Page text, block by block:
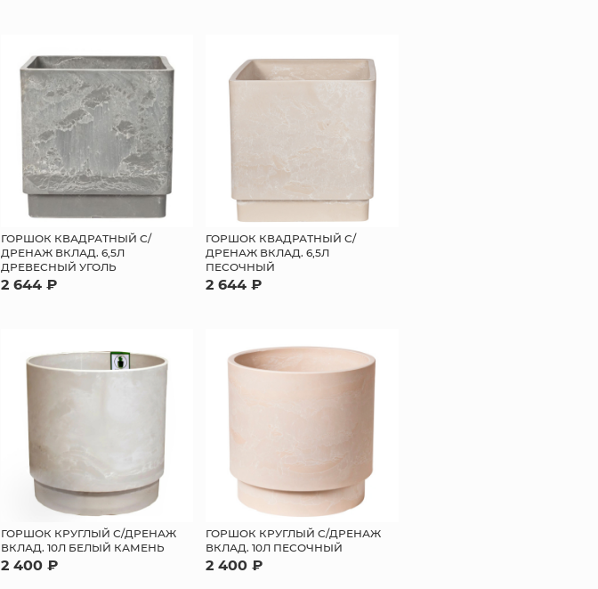
ГОРШОК КВАДРАТНЫЙ С/
ДРЕНАЖ ВКЛАД. 6,5Л
ДРЕВЕСНЫЙ УГОЛЬ
2 644 ₽
ГОРШОК КВАДРАТНЫЙ С/
ДРЕНАЖ ВКЛАД. 6,5Л
ПЕСОЧНЫЙ
2 644 ₽
ГОРШОК КРУГЛЫЙ С/ДРЕНАЖ
ВКЛАД. 10Л БЕЛЫЙ КАМЕНЬ
2 400 ₽
ГОРШОК КРУГЛЫЙ С/ДРЕНАЖ
ВКЛАД. 10Л ПЕСОЧНЫЙ
2 400 ₽